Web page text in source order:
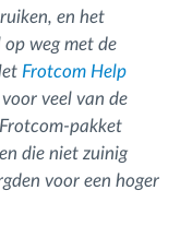
en het
weg met de
Frotcom Help
veel van de
pakket
die niet zuinig
voor een hoger